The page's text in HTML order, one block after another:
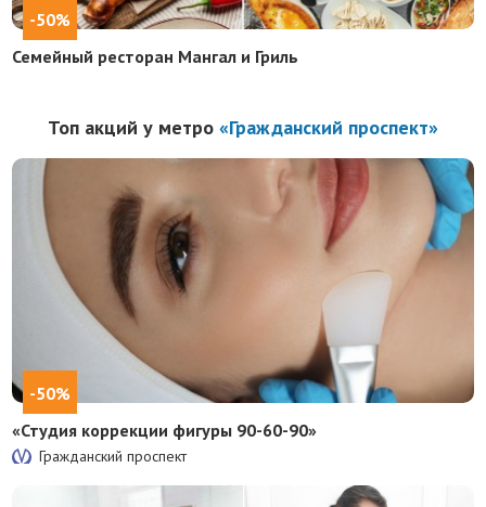
-50%
Семейный ресторан Мангал и Гриль
Топ акций у метро «Гражданский проспект»
-50%
«Студия коррекции фигуры 90-60-90»
Гражданский проспект